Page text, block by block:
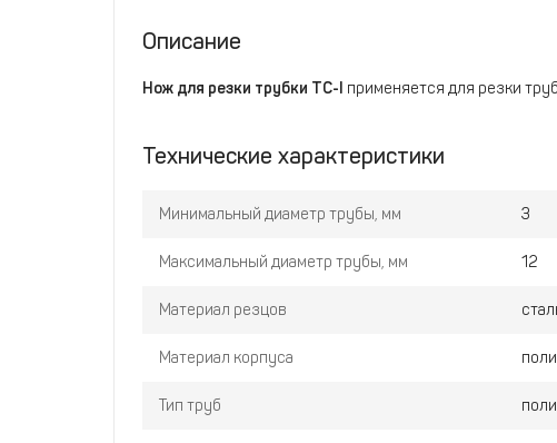
Описание
Нож для резки трубки TC-I применяется для резки
Технические характеристики
Минимальный диаметр трубы, мм 3
Максимальный диаметр трубы, мм 12
Материал резцов
Материал корпуса
Тип труб